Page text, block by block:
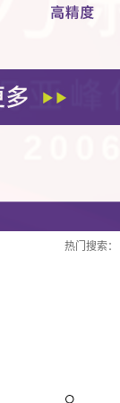
热门搜索：